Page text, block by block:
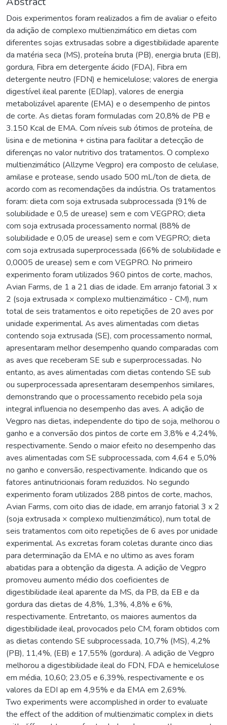
Dois experimentos foram realizados a fim de avaliar o efeito
da adição de complexo multienzimático em dietas com
diferentes sojas extrusadas sobre a digestibilidade aparente
da matéria seca (MS), proteína bruta (PB), energia bruta (EB),
gordura, Fibra em detergente ácido (FDA), Fibra em
detergente neutro (FDN) e hemicelulose; valores de energia
digestível ileal parente (EDIap), valores de energia
metabolizável aparente (EMA) e o desempenho de pintos
de corte. As dietas foram formuladas com 20,8% de PB e
3.150 Kcal de EMA. Com níveis sub ótimos de proteína, de
lisina e de metionina + cistina para facilitar a detecção de
diferenças no valor nutritivo dos tratamentos. O complexo
multienzimático (Allzyme Vegpro) era composto de celulase,
amilase e protease, sendo usado 500 mL/ton de dieta, de
acordo com as recomendações da indústria. Os tratamentos
foram: dieta com soja extrusada subprocessada (91% de
solubilidade e 0,5 de urease) sem e com VEGPRO; dieta
com soja extrusada processamento normal (88% de
solubilidade e 0,05 de urease) sem e com VEGPRO; dieta
com soja extrusada superprocessada (66% de solubilidade e
0,0005 de urease) sem e com VEGPRO. No primeiro
experimento foram utilizados 960 pintos de corte, machos,
Avian Farms, de 1 a 21 dias de idade. Em arranjo fatorial 3 x
2 (soja extrusada × complexo multienzimático - CM), num
total de seis tratamentos e oito repetições de 20 aves por
unidade experimental. As aves alimentadas com dietas
contendo soja extrusada (SE), com processamento normal,
apresentaram melhor desempenho quando comparadas com
as aves que receberam SE sub e superprocessadas. No
entanto, as aves alimentadas com dietas contendo SE sub
ou superprocessada apresentaram desempenhos similares,
demonstrando que o processamento recebido pela soja
integral influencia no desempenho das aves. A adição de
Vegpro nas dietas, independente do tipo de soja, melhorou o
ganho e a conversão dos pintos de corte em 3,8% e 4,24%,
respectivamente. Sendo o maior efeito no desempenho das
aves alimentadas com SE subprocessada, com 4,64 e 5,0%
no ganho e conversão, respectivamente. Indicando que os
fatores antinutricionais foram reduzidos. No segundo
experimento foram utilizados 288 pintos de corte, machos,
Avian Farms, com oito dias de idade, em arranjo fatorial 3 x 2
(soja extrusada × complexo multienzimático), num total de
seis tratamentos com oito repetições de 6 aves por unidade
experimental. As excretas foram coletas durante cinco dias
para determinação da EMA e no ultimo as aves foram
abatidas para a obtenção da digesta. A adição de Vegpro
promoveu aumento médio dos coeficientes de
digestibilidade ileal aparente da MS, da PB, da EB e da
gordura das dietas de 4,8%, 1,3%, 4,8% e 6%,
respectivamente. Entretanto, os maiores aumentos da
digestibilidade ileal, provocados pelo CM, foram obtidos com
as dietas contendo SE subprocessada, 10,7% (MS), 4,2%
(PB), 11,4%, (EB) e 17,55% (gordura). A adição de Vegpro
melhorou a digestibilidade ileal do FDN, FDA e hemicelulose
em média, 10,60; 23,05 e 6,39%, respectivamente e os
valores da EDI ap em 4,95% e da EMA em 2,69%.
Two experiments were accomplished in order to evaluate
the effect of the addition of multienzimatic complex in diets